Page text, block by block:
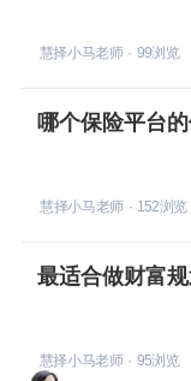
慧择小马老师· 99浏览
哪个保险平台
慧择小马老师· 152浏览
最适合做财富
慧择小马老师· 95浏览